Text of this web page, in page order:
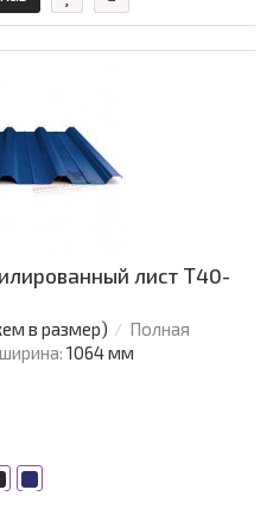
лист Т40-
в размер)
Полная
1064 мм